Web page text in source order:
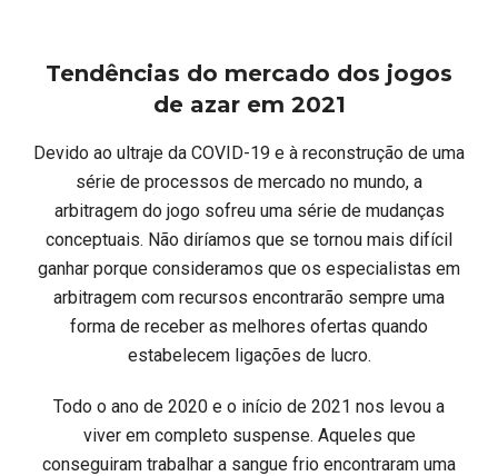
Tendências do mercado dos jogos
de azar em 2021
Devido ao ultraje da COVID-19 e à reconstrução de uma
série de processos de mercado no mundo, a
arbitragem do jogo sofreu uma série de mudanças
conceptuais. Não diríamos que se tornou mais difícil
ganhar porque consideramos que os especialistas em
arbitragem com recursos encontrarão sempre uma
forma de receber as melhores ofertas quando
estabelecem ligações de lucro.
Todo o ano de 2020 e o início de 2021 nos levou a
viver em completo suspense. Aqueles que
conseguiram trabalhar a sangue frio encontraram uma